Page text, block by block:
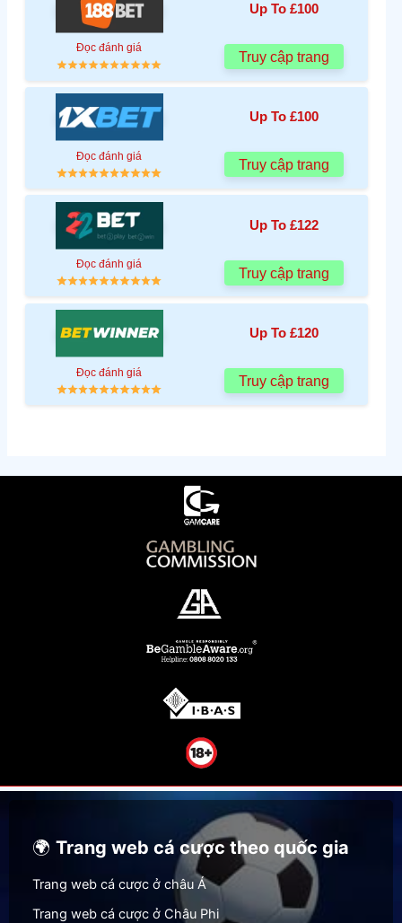
Up To £100
Đọc đánh giá
Truy cập trang
Up To £100
Đọc đánh giá
Truy cập trang
Up To £122
Đọc đánh giá
Truy cập trang
Up To £120
Đọc đánh giá
Truy cập trang
🌍Trang web cá cược theo quốc gia
Trang web cá cược ở châu Á
Trang web cá cược ở Châu Phi